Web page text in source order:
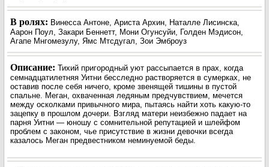
В ролях: Винесса Антоне, Ариста Архин, Наталле Лисинска,
Аарон Поул, Закари Беннетт, Мони Огунсуйи, Голден Мэдисон,
Агапе Мнгомезулу, Ямс Мтсдугал, Зои Эмброуз
Описание: Тихий пригородный уют рассыпается в прах, когда
семнадцатилетняя Уитни бесследно растворяется в сумерках, не
оставив после себя ничего, кроме звенящей тишины в пустой
спальне. Меган, охваченная ледяным предчувствием, мечется
между осколками привычного мира, пытаясь найти хоть какую-то
зацепку в прошлом дочери. Взгляд матери неизбежно падает на
парня Уитни — юношу с сомнительной репутацией и шлейфом
проблем с законом, чье присутствие в жизни девочки всегда
казалось Меган предвестником неминуемой беды.